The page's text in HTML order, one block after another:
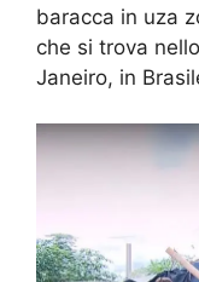
baracca in uza
che si trova
Janeiro, in